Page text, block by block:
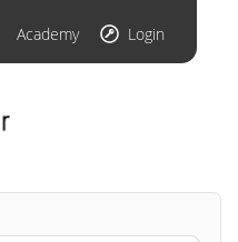
Academy Login